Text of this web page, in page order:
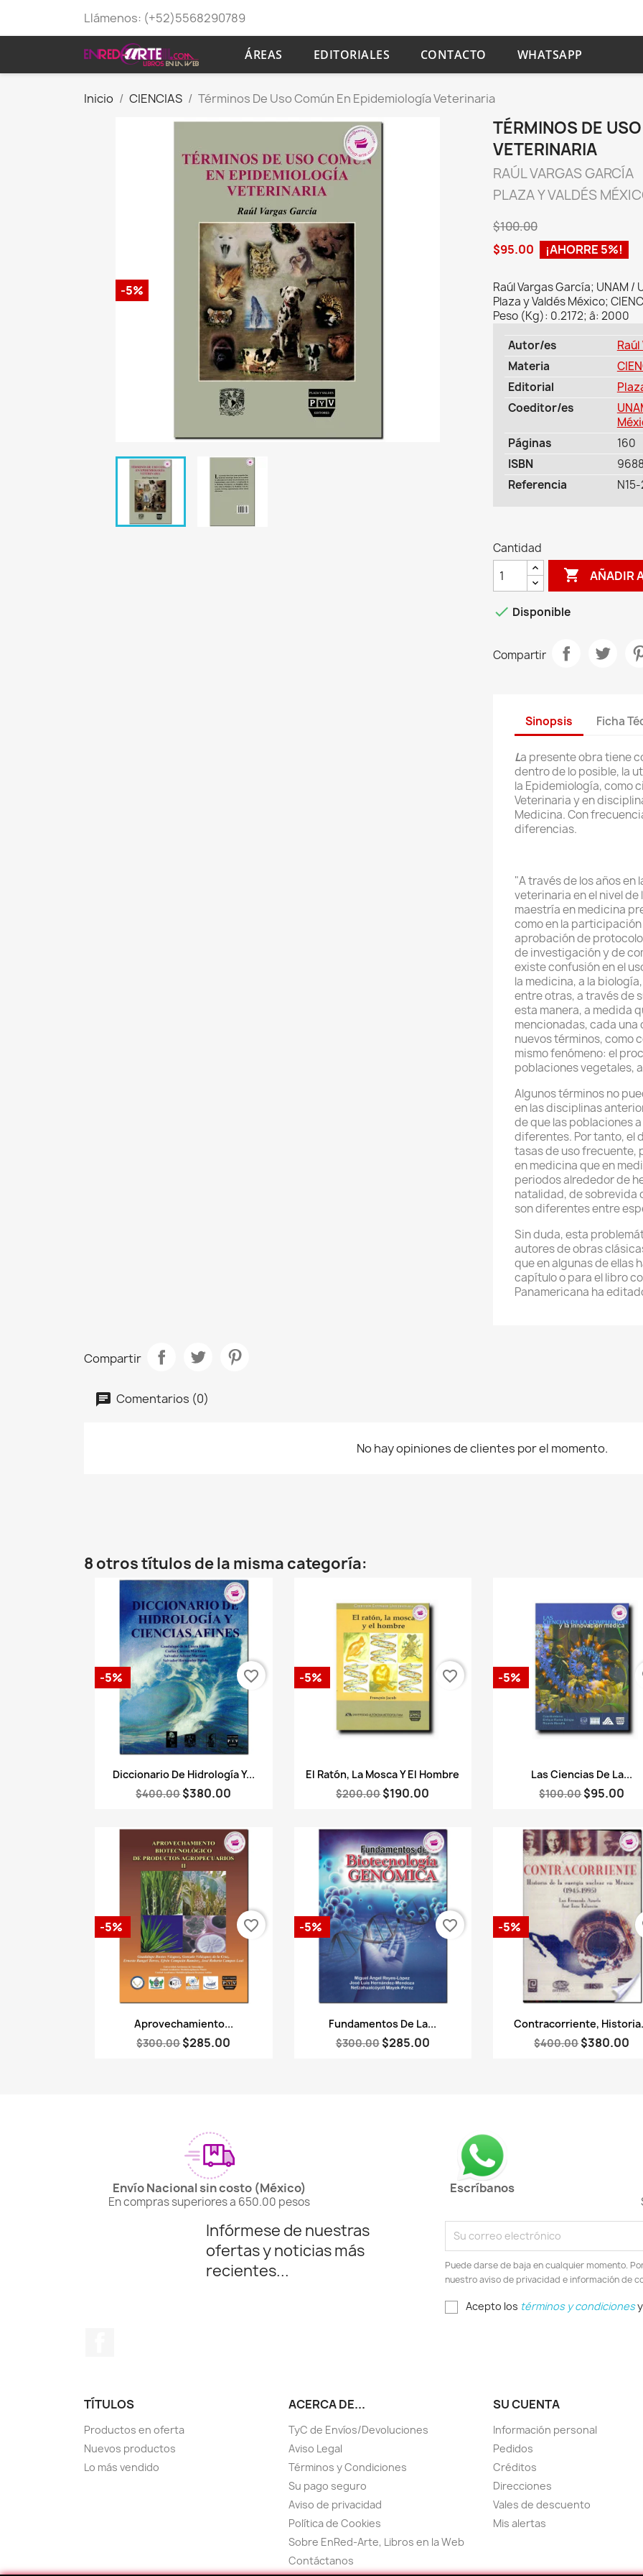
Llámenos: (+52)5568290789
ÁREAS EDITORIALES CONTACTO WHATSAPP
Inicio CIENCIAS Términos De Uso Común En Epidemiología Veterinaria
-5%
TÉRMINOS DE
VETERINARIA
RAÚL VARGAS GARCÍA
PLAZA Y VALDÉS
$100.00
$95.00
¡AHORRE 5%!
Raúl Vargas García; UNAM
Plaza y Valdés México;
Peso (Kg): 0.2172; â: 2000
Autor/es
Materia
Editorial
Coeditor/es
Páginas
160
ISBN
Referencia
Cantidad
 AÑADIR
 Disponible
Compartir
Sinopsis Ficha
La presente obra tiene
dentro de lo posible, la
la Epidemiología, como
Veterinaria y en
Medicina. Con
diferencias.
"A través de los años en
veterinaria en el nivel
maestría en medicina
como en la
aprobación de
de investigación y de
existe confusión en el
la medicina, a la
entre otras, a través de
esta manera, a medida
mencionadas, cada una
nuevos términos, como
mismo fenómeno: el
poblaciones vegetales,
Algunos términos no
en las disciplinas
de que las poblaciones
diferentes. Por tanto, el
tasas de uso frecuente,
en medicina que en
periodos alrededor de
natalidad, de sobrevida
son diferentes entre
Sin duda, esta
autores de obras
que en algunas de ellas
capítulo o para el libro
Panamericana ha
Compartir
Comentarios (0)
No hay opiniones de clientes por el momento.
8 otros títulos de la misma categoría:
Vista rápida
Diccionario De Hidrología Y...
$400.00$380.00
-5% favorite_border
 Vista rápida
El Ratón, La Mosca Y El Hombre
$200.00$190.00
-5% favorite_border
Vista rápida
Las Ciencias De La...
$100.00$95.00
-5%
Vista rápida
Aprovechamiento...
$300.00$285.00
-5% favorite_border
Vista rápida
Fundamentos De La...
$300.00 $285.00
-5% favorite_border
Vista rápida
Contracorriente,
$400.00$380.00
-5%
Envío Nacional sin costo (México)
En compras superiores a 650.00 pesos
Escríbanos
Infórmese de nuestras
ofertas y noticias más
recientes...
Puede darse de baja en cualquier momento.
nuestro aviso de privacidad e información de
Acepto los términos y condiciones
TÍTULOS
Productos en oferta
Nuevos productos
Lo más vendido
ACERCA DE...
TyC de Envíos/Devoluciones
Aviso Legal
Términos y Condiciones
Su pago seguro
Aviso de privacidad
Política de Cookies
Sobre EnRed-Arte, Libros en la Web
Contáctanos
SU CUENTA
Información personal
Pedidos
Créditos
Direcciones
Vales de descuento
Mis alertas